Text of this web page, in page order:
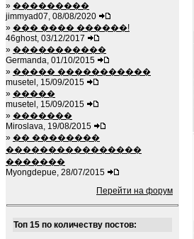
» ���������
jimmyad07, 08/08/2020
» ��� ���� ������!
46ghost, 03/12/2017
» �����������
Germanda, 01/10/2015
» ����� �����������
musetel, 15/09/2015
» �����
musetel, 15/09/2015
» �������
Miroslava, 19/08/2015
» �� ��������
����������������
�������
Myongdepue, 28/07/2015
Перейти на форум
Топ 15 по количеству постов: